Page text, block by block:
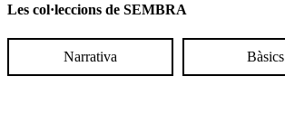
Les col·leccions de SEMBRA
Narrativa Bàsics